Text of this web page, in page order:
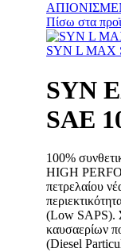
Πίσω στα
SYN L MAX
SYN
SAE
100%
HIGH
πετρελαίου
(Low SAPS).
καυσαερίων
(Diesel